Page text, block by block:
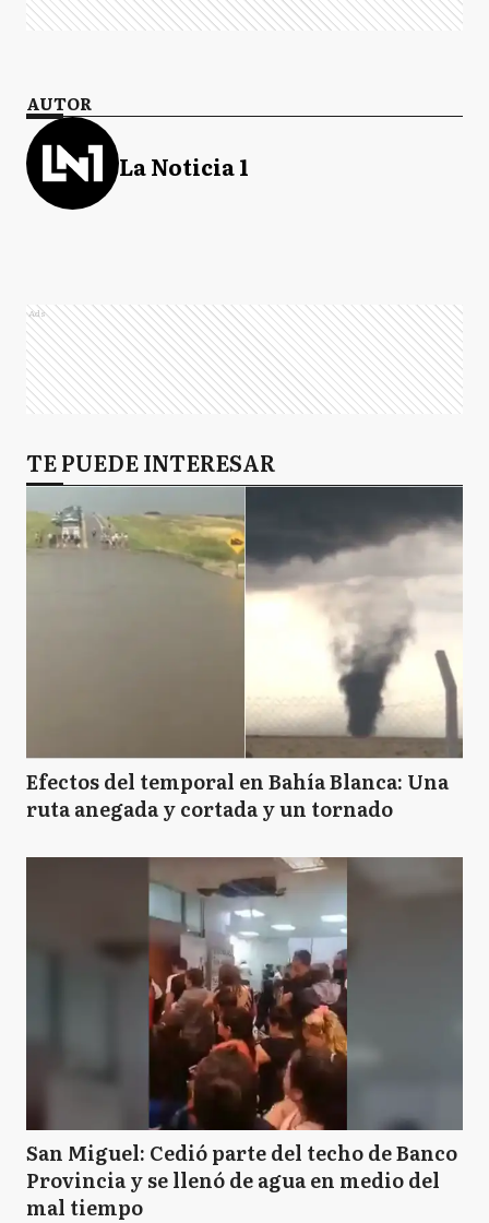
AUTOR
La Noticia 1
Ads
TE PUEDE INTERESAR
Efectos del temporal en Bahía Blanca: Una
ruta anegada y cortada y un tornado
San Miguel: Cedió parte del techo de Banco
Provincia y se llenó de agua en medio del
mal tiempo